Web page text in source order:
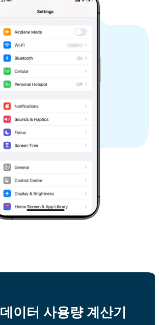
이터 사용량 계산기